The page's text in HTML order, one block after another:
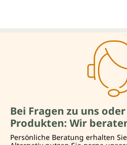
Bei Fragen zu uns
Produkten: Wir
Persönliche Beratung erhalten